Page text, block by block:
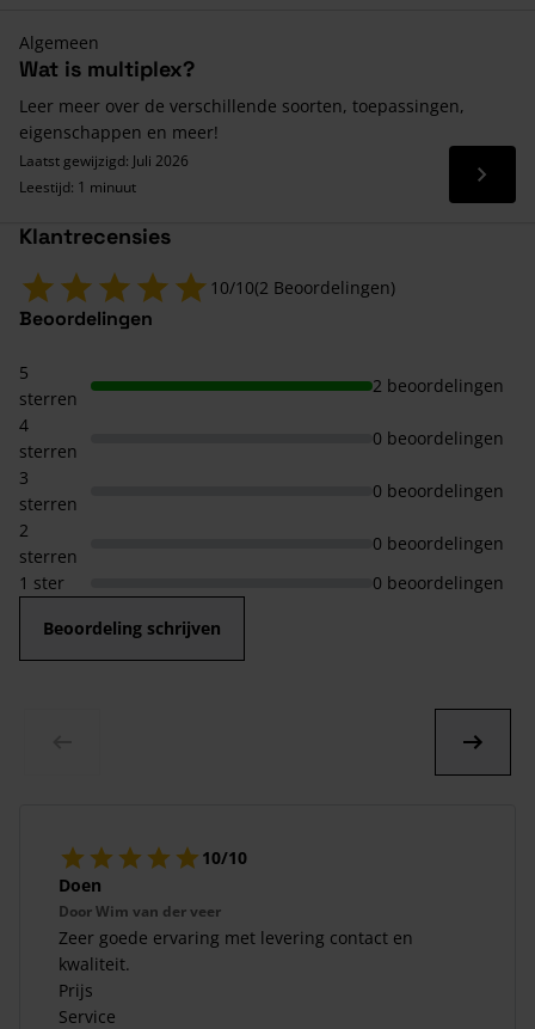
Algemeen
Wat is multiplex?
Leer meer over de verschillende soorten, toepassingen,
eigenschappen en meer!
Laatst gewijzigd: Juli 2026
Leestijd: 1 minuut
Lees
Klantrecensies
10/10(2 Beoordelingen)
Beoordelingen
5
sterren
2 beoordelingen
4
sterren
0 beoordelingen
3
sterren
0 beoordelingen
2
sterren
0 beoordelingen
1 ster
0 beoordelingen
Beoordeling schrijven
10/10
Doen
DoorWim van der veer
Zeer goede ervaring met levering contact en
kwaliteit.
Prijs
Service